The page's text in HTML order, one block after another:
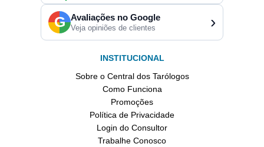
G Avaliações no Google
Veja opiniões de clientes ›
INSTITUCIONAL
Sobre o Central dos Tarólogos
Como Funciona
Promoções
Política de Privacidade
Login do Consultor
Trabalhe Conosco